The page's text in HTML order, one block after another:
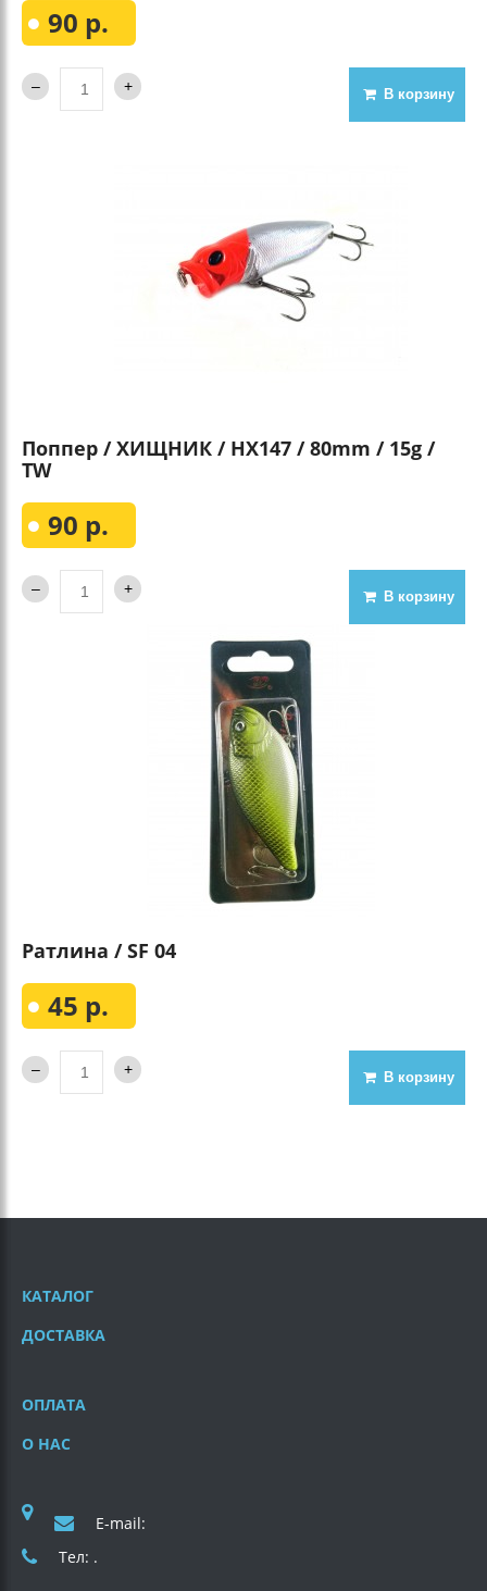
90 р.
В корзину
Поппер / ХИЩНИК / HX147 / 80mm / 15g /
TW
90 р.
В корзину
Ратлина / SF 04
45 р.
В корзину
КАТАЛОГ
ДОСТАВКА
ОПЛАТА
О НАС
E-mail:
Тел: .